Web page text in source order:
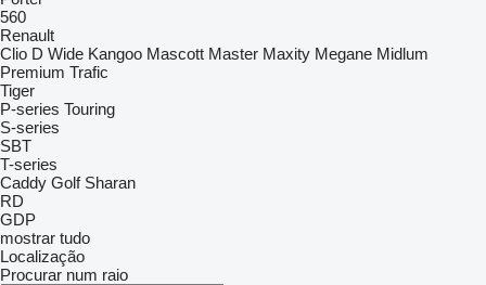
560
Renault
Clio D Wide Kangoo Mascott Master Maxity Megane Midlum
Premium Trafic
Tiger
P-series Touring
S-series
SBT
T-series
Caddy Golf Sharan
RD
GDP
mostrar tudo
Localização
Procurar num raio